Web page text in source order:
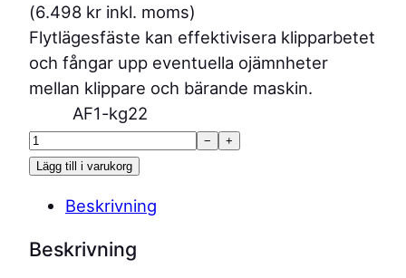
(6.498 kr inkl. moms)
Flytlägesfäste kan effektivisera klipparbetet
och fångar upp eventuella ojämnheter
mellan klippare och bärande maskin.
F
l
l
−
+
Lägg till i varukorg
Beskrivning
Beskrivning